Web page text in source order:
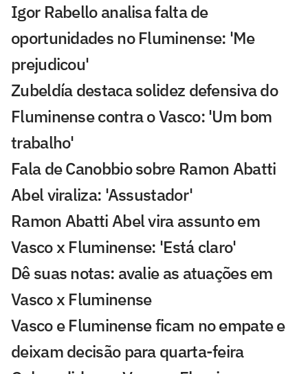
Igor Rabello analisa falta de
oportunidades no Fluminense: 'Me
prejudicou'
Zubeldía destaca solidez defensiva do
Fluminense contra o Vasco: 'Um bom
trabalho'
Fala de Canobbio sobre Ramon Abatti
Abel viraliza: 'Assustador'
Ramon Abatti Abel vira assunto em
Vasco x Fluminense: 'Está claro'
Dê suas notas: avalie as atuações em
Vasco x Fluminense
Vasco e Fluminense ficam no empate e
deixam decisão para quarta-feira